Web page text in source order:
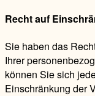
Recht auf
Sie haben das
Ihrer
können Sie sich
Einschränkung der